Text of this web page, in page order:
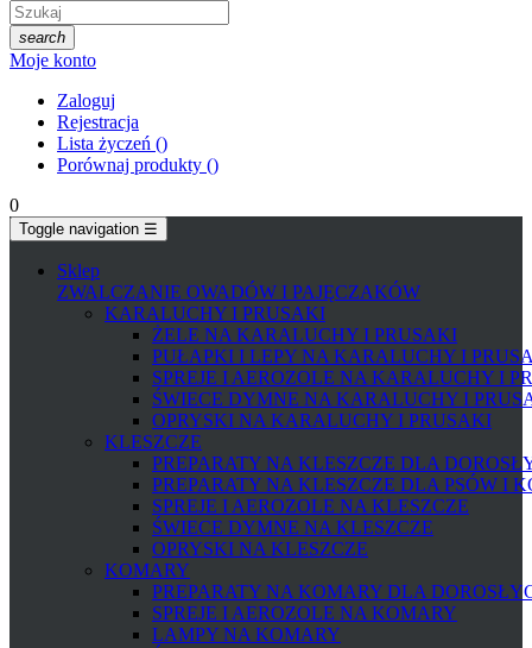
search
Moje konto
Zaloguj
Rejestracja
Lista życzeń ()
Porównaj produkty ()
0
Toggle navigation ☰
Sklep
ZWALCZANIE OWADÓW I PAJĘCZAKÓW
KARALUCHY I PRUSAKI
ŻELE NA KARALUCHY I PRUSAKI
PUŁAPKI I LEPY NA KARALUCHY I
SPREJE I AEROZOLE NA KARALUCHY I
ŚWIECE DYMNE NA KARALUCHY I
OPRYSKI NA KARALUCHY I PRUSAKI
KLESZCZE
PREPARATY NA KLESZCZE DLA
PREPARATY NA KLESZCZE DLA PSÓW I
SPREJE I AEROZOLE NA KLESZCZE
ŚWIECE DYMNE NA KLESZCZE
OPRYSKI NA KLESZCZE
KOMARY
PREPARATY NA KOMARY DLA
SPREJE I AEROZOLE NA KOMARY
LAMPY NA KOMARY